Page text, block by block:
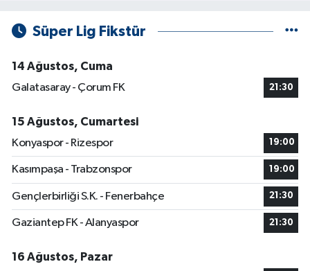
Süper Lig Fikstür
14 Ağustos, Cuma
Galatasaray - Çorum FK
21:30
15 Ağustos, Cumartesi
Konyaspor - Rizespor
19:00
Kasımpaşa - Trabzonspor 19:00
Gençlerbirliği S.K. - Fenerbahçe 21:30
Gaziantep FK - Alanyaspor 21:30
16 Ağustos, Pazar